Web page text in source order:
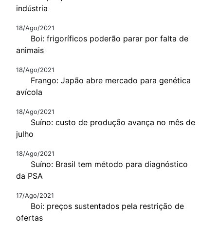
indústria
18/Ago/2021
Boi: frigoríficos poderão parar por falta de
animais
18/Ago/2021
Frango: Japão abre mercado para genética
avícola
18/Ago/2021
Suíno: custo de produção avança no mês de
julho
18/Ago/2021
Suíno: Brasil tem método para diagnóstico
da PSA
17/Ago/2021
Boi: preços sustentados pela restrição de
ofertas